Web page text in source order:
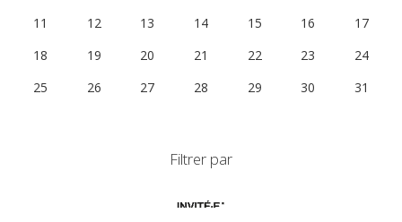
11
12 13 14 15 16
17
18
19 20 21 22 23
24
25
26 27 28 29 30 31
Filtrer par